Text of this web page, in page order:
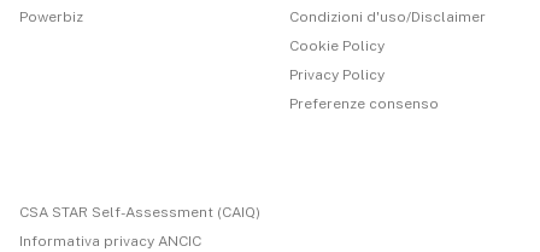
Powerbiz
Condizioni d'uso/Disclaimer
Cookie Policy
Privacy Policy
Preferenze consenso
CSA STAR Self-Assessment (CAIQ)
Informativa privacy ANCIC